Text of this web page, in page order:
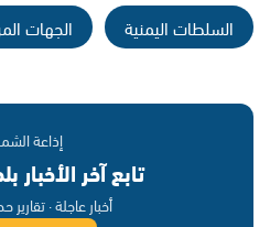
السلطات اليمنية
الجهات
إذاعة
تابع آخر
أخبار عاجلة · تقارير